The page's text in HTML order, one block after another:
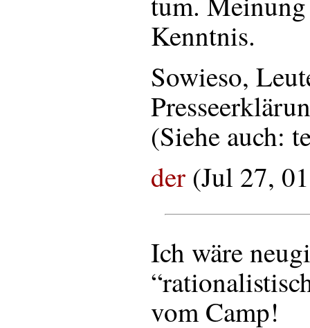
Kenntnis.
Sowieso,
(Siehe auch:
der (Jul 27,
Ich wäre
vom Camp!